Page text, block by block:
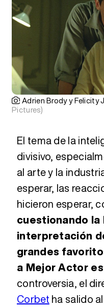
Adrien Brody y Felicity
Pictures)
El tema de la
divisivo,
al arte y la
esperar, las
hicieron esperar,
cuestionando
interpretación
grandes
a Mejor Actor
controversia, el
Corbet ha salido